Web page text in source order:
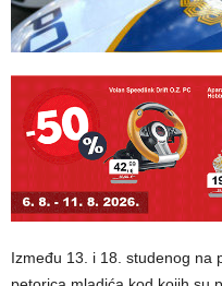
Između 13. i 18. studenog na